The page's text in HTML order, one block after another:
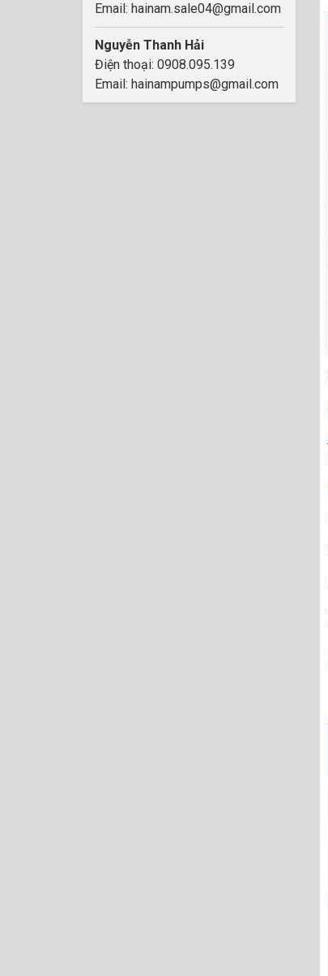
Email: hainam.sale04@gmail.com
Nguyễn Thanh Hải
Điện thoại: 0908.095.139
Email: hainampumps@gmail.com